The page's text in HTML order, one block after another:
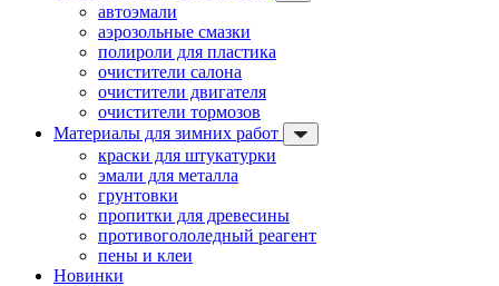
автоэмали
аэрозольные смазки
полироли для пластика
очистители салона
очистители двигателя
очистители тормозов
Материалы для зимних работ
краски для штукатурки
эмали для металла
грунтовки
пропитки для древесины
противогололедный реагент
пены и клеи
Новинки